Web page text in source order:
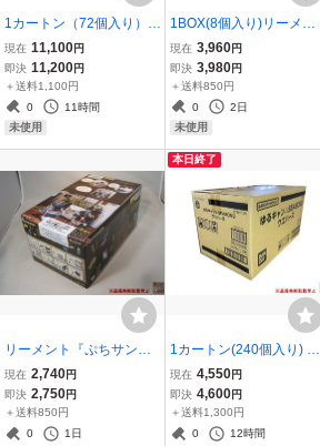
1カートン（72個入り）バ
ンダイ『SO-DO CHRONI
CLE 仮面ライダーフォー
ゼ』★新品未開封★
現在 11,100円
即決 11,200円
＋送料1,100円
0
11時間
未使用
1BOX(8個入り)リーメン
ト『SNOOPY URBAN SE
LECT SHOP』★新品未開
封★
現在 3,960円
即決 3,980円
＋送料850円
0
2日
未使用
リーメント『ぷちサンプ
ルシリーズ DOBER'S B
ARBER SHOP』8種完全
フルコンプ★新品未開封
★
現在 2,740円
即決 2,750円
＋送料850円
0
1日
本日終了
1カートン(240個入り) バ
ンダイ『ゆるキャン△ SE
ASON3 ウエハース 』新
品未開封
現在 4,550円
即決 4,600円
＋送料1,300円
0
12時間